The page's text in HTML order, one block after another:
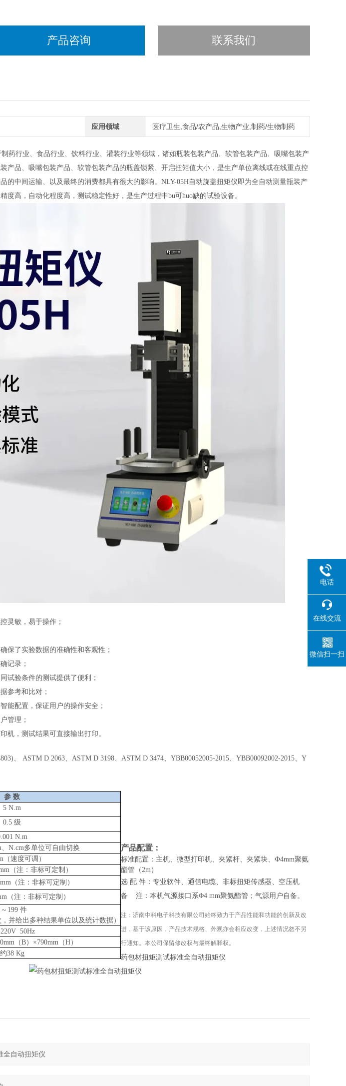
产品咨询 联系我们
应用领域 医疗卫生,食品/农产品,生物产业,制药/生物制药
药行业、食品行业、饮料行业、灌装行业等领域，诸如瓶装包装产品、软管包装产品、吸嘴包装产
产品、吸嘴包装产品、软管包装产品的瓶盖锁紧、开启扭矩值大小，是生产单位离线或在线重点控
的中间运输、以及最终的消费都具有很大的影响。 NLY-05H自动旋盖扭矩仪即为全自动测量瓶装产
度高，自动化程度高，测试稳定性好，是生产过程中bu可huo缺的试验设备。
灵敏，易于操作；
保了实验数据的准确性和客观性 ；
记录；
试验条件的测试提供了便利；
参考和比对；
能配置，保证用户的操作安全；
管理；
机，测试结果可直接输出打印。
、 ASTM D 2063、ASTM D 3198、ASTM D 3474、YBB00052005-2015、YBB00092002-2015、Y
参 数
5 N.m
0.5 级
N.m
N.cm多单位可自由切换
（速度可调）
（注：非标可定制）
mm（注：非标可定制）
（注：非标可定制）
～199 件
并给出多种结果单位以及统计数据）
50Hz
0mm（B）×790mm（H）
约38 Kg
产品配置 ：
标准配置：主机、微型打印机、夹紧杆、夹紧块、 Ф4mm聚氨
酯管（2m）
选 配 件：专业软件、通信电缆、非标扭矩传感器、 空压机
备
注：本机气源接口系Φ4 mm聚氨酯管；气源用户自备。
注： 济南中科电子科技有限公司 始终致力于产品性能和功能的创新及改
进，基于该原因，产品技术规格、外观亦会相应改变，上述情况恕不另
行通知。本公司保留修改权与最终解释权。
药包材扭矩测试标准全自动扭矩仪
电话
在线交流
微信扫一扫